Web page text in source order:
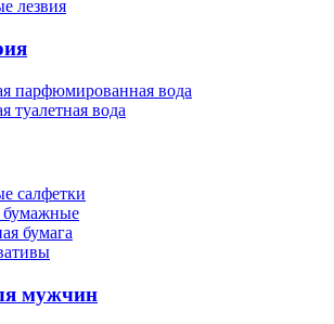
лезвия
парфюмированная вода
туалетная вода
салфетки
бумажные
бумага
мужчин